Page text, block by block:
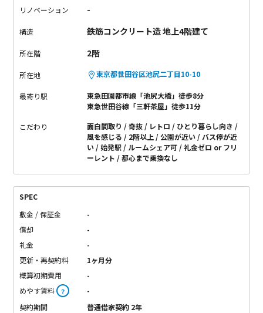
リノベーション -
構造 鉄筋コンクリート造 地上4階建て
所在階 2階
所在地 東京都世田谷区池尻二丁目10-10
最寄り駅
東急田園都市線「池尻大橋」徒歩8分
東急世田谷線「三軒茶屋」徒歩11分
こだわり 面白間取り 奇抜 レトロ
ひとり暮らし向き
風を感じる
2階以上 公園が近い
バス停が近
い
始発駅 ルームシェア可
礼金ゼロ or フリ
ーレント
都心まで乗換なし
SPEC
敷金 / 保証金
-
償却
-
礼金
-
更新・再契約料
1ヶ月分
概算初期費用
-
めやす賃料 ？
-
契約期間
普通借家契約 2年